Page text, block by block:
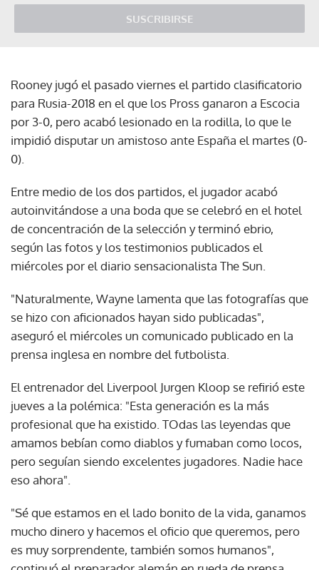
SUSCRIBIRSE
Rooney jugó el pasado viernes el partido clasificatorio
para Rusia-2018 en el que los Pross ganaron a Escocia
por 3-0, pero acabó lesionado en la rodilla, lo que le
impidió disputar un amistoso ante España el martes (0-
0).
Entre medio de los dos partidos, el jugador acabó
autoinvitándose a una boda que se celebró en el hotel
de concentración de la selección y terminó ebrio,
según las fotos y los testimonios publicados el
miércoles por el diario sensacionalista The Sun.
"Naturalmente, Wayne lamenta que las fotografías que
se hizo con aficionados hayan sido publicadas",
aseguró el miércoles un comunicado publicado en la
prensa inglesa en nombre del futbolista.
El entrenador del Liverpool Jurgen Kloop se refirió este
jueves a la polémica: "Esta generación es la más
profesional que ha existido. TOdas las leyendas que
amamos bebían como diablos y fumaban como locos,
pero seguían siendo excelentes jugadores. Nadie hace
eso ahora".
"Sé que estamos en el lado bonito de la vida, ganamos
mucho dinero y hacemos el oficio que queremos, pero
es muy sorprendente, también somos humanos",